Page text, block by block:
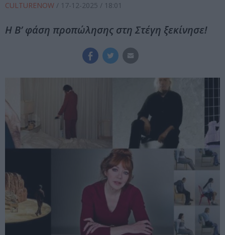
CULTURENOW / 17-12-2025 / 18:01
Η B’ φάση προπώλησης στη Στέγη ξεκίνησε!